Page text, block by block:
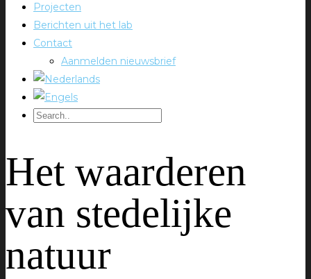
Projecten
Berichten uit het lab
Contact
Aanmelden nieuwsbrief
Het waarderen
van stedelijke
natuur